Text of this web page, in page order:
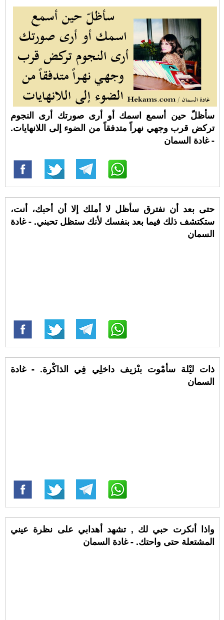
سأظلّ حين أسمع اسمك أو أرى صورتك أرى النجوم
تركض قرب وجهي نهراً متدفقاً من الضوء إلى اللانهايات.
- غادة السمان
حتى بعد أن نفترق سأظل لا أملك إلا أن أحبك، أنت،
ستكتشف ذلك فيما بعد بنفسك لأنك ستظل تحبني. - غادة
السمان
ذات ليْلة سأمْوت بنْزيف داخلِي فِي الذاكْرة. - غادة
السمان
واذا أنكرت حبي لك , تشهد أهدابي على نظرة عيني
المشتعلة حتى واحتك. - غادة السمان